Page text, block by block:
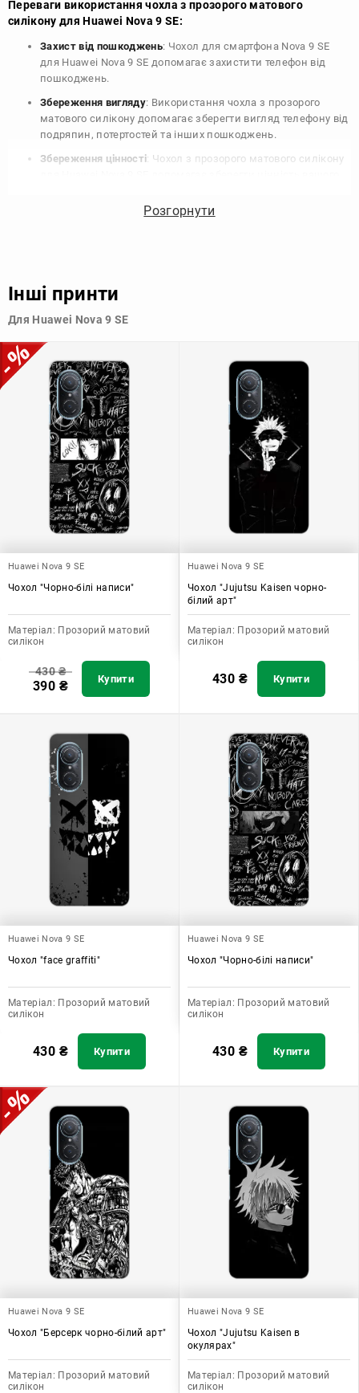
Переваги використання чохла з прозорого матового
силікону для Huawei Nova 9 SE:
Захист від пошкоджень: Чохол для смартфона Nova 9 SE
для Huawei Nova 9 SE допомагає захистити телефон від
пошкоджень.
Збереження вигляду: Використання чохла з прозорого
матового силікону допомагає зберегти вигляд телефону від
подряпин, потертостей та інших пошкоджень.
Збереження цінності: Чохол з прозорого матового силікону
продати свій пристрій в майбутньому.
Узагалі, чохол для телефону - це дуже корисний аксесуар, який
допомагає захистити ваш пристрій, зберегти його цінність і
Розгорнути
Інші принти
Для Huawei Nova 9 SE
Huawei Nova 9 SE
Чохол "Чорно-білі написи"
Матеріал: Прозорий матовий
силікон
430₴
390 ₴ Купити
Huawei Nova 9 SE
Чохол "Jujutsu Kaisen чорно-
білий арт"
Матеріал: Прозорий матовий
силікон
430 ₴ Купити
Huawei Nova 9 SE
Чохол "face graffiti"
Матеріал: Прозорий матовий
силікон
430 ₴ Купити
Huawei Nova 9 SE
Чохол "Чорно-білі написи"
Матеріал: Прозорий матовий
силікон
430 ₴ Купити
Huawei Nova 9 SE
Чохол "Берсерк чорно-білий арт"
Матеріал: Прозорий матовий
силікон
Huawei Nova 9 SE
Чохол "Jujutsu Kaisen в
окулярах"
Матеріал: Прозорий матовий
силікон